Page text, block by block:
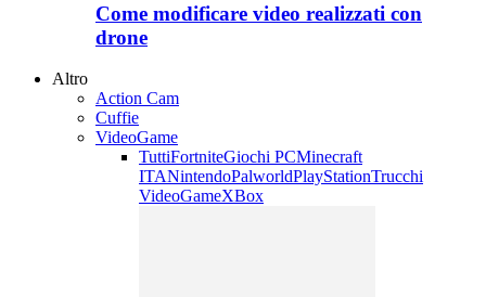
Come modificare video realizzati con
drone
Altro
Action Cam
Cuffie
VideoGame
TuttiFortniteGiochi PCMinecraft
ITANintendoPalworldPlayStationTrucchi
VideoGameXBox